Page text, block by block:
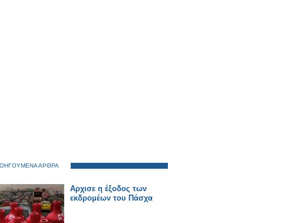
ΑΡΘΡΑ
Αρχισε η έξοδος των
εκδρομέων του Πάσχα